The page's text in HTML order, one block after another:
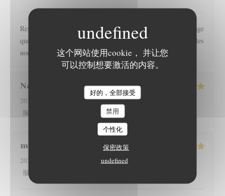
这个网站使用cookie， 并让您
可以控制想要激活的内容。
好的，全部接受
禁用
个性化
保密政策
undefined
Restaurant l épicurien est pour nous une valeur sûre... Dommage
que les clients soient autorisés à fumer en terrasse, perturbant les
non fumeurs Pas de mauvaise surprise
Nathan
2026-08-01
- 19:30 - 来宾 2
服务
/5 质价比
martine
2026-08-01
服务
L'EPICURIEN